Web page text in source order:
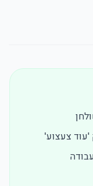
צעצוע'